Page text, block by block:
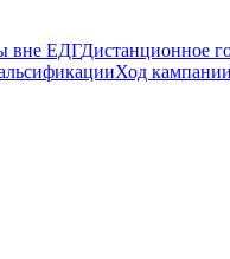
вне ЕДГДистанционное
Ход кампании